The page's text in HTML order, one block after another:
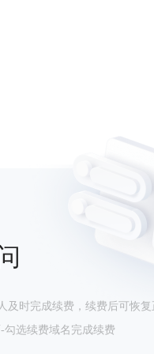
及时完成续费，续费后可恢复
选续费域名完成续费